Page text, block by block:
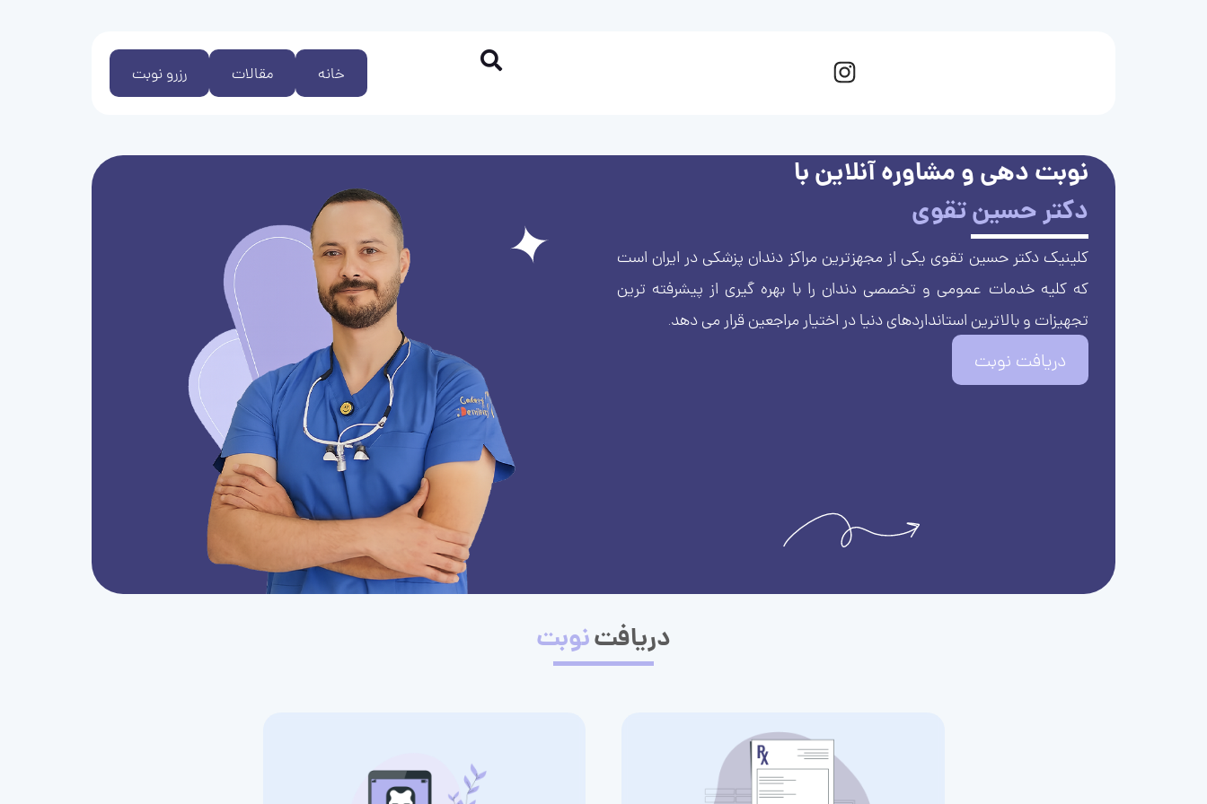
رزرو نوبت مقالات خانه
نوبت دهی و مشاوره آنلاین با
دکتر حسین تقوی
کلینیک دکتر حسین تقوی یکی از مجهزترین مراکز دندان پزشکی در ایران است
که کلیه خدمات عمومی و تخصصی دندان را با بهره گیری از پیشرفته ترین
تجهیزات و بالاترین استانداردهای دنیا در اختیار مراجعین قرار می دهد.
دریافت نوبت
دریافتنوبت